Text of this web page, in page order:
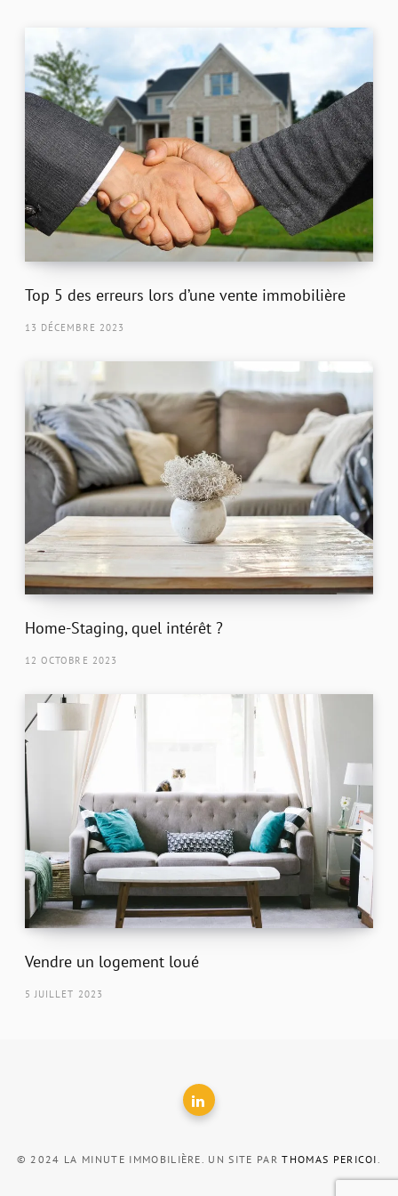
Top 5 des erreurs lors d’une vente immobilière
13 DÉCEMBRE 2023
Home-Staging, quel intérêt ?
12 OCTOBRE 2023
Vendre un logement loué
5 JUILLET 2023
© 2024 LA MINUTE IMMOBILIÈRE. UN SITE PARTHOMAS PERICOI